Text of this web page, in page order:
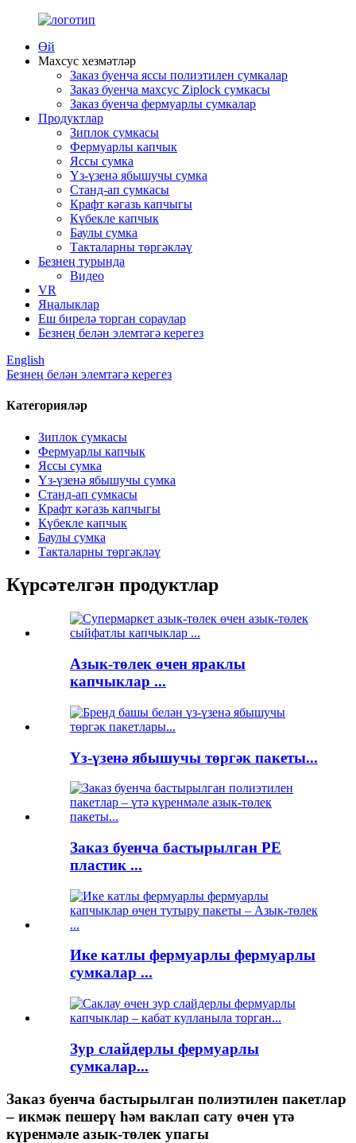
Өй
Махсус хезмәтләр
Заказ буенча яссы полиэтилен сумкалар
Заказ буенча махсус Ziplock сумкасы
Заказ буенча фермуарлы сумкалар
Продуктлар
Зиплок сумкасы
Фермуарлы капчык
Яссы сумка
Үз-үзенә ябышучы сумка
Станд-ап сумкасы
Крафт кәгазь капчыгы
Күбекле капчык
Баулы сумка
Такталарны төргәкләү
Безнең турында
Видео
VR
Яңалыклар
Еш бирелә торган сораулар
Безнең белән элемтәгә керегез
English
Безнең белән элемтәгә керегез
Категорияләр
Зиплок сумкасы
Фермуарлы капчык
Яссы сумка
Үз-үзенә ябышучы сумка
Станд-ап сумкасы
Крафт кәгазь капчыгы
Күбекле капчык
Баулы сумка
Такталарны төргәкләү
Күрсәтелгән продуктлар
Азык-төлек өчен яраклы
капчыклар ...
Үз-үзенә ябышучы төргәк пакеты...
Заказ буенча бастырылган PE
пластик ...
Ике катлы фермуарлы фермуарлы
сумкалар ...
Зур слайдерлы фермуарлы
сумкалар...
Заказ буенча бастырылган полиэтилен пакетлар
– икмәк пешерү һәм ваклап сату өчен үтә
күренмәле азык-төлек упагы